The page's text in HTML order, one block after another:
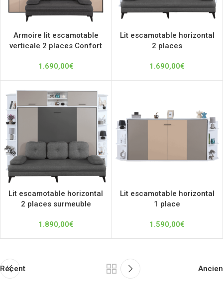
Armoire lit escamotable
verticale 2 places Confort
1.690,00€
Lit escamotable horizontal
2 places
1.690,00€
Lit escamotable horizontal
2 places surmeuble
1.890,00€
Lit escamotable horizontal
1 place
1.590,00€
Récent Ancien